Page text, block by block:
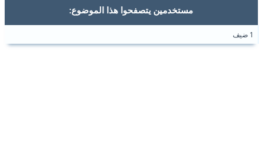
مستخدمين يتصفحوا هذا الموضوع: